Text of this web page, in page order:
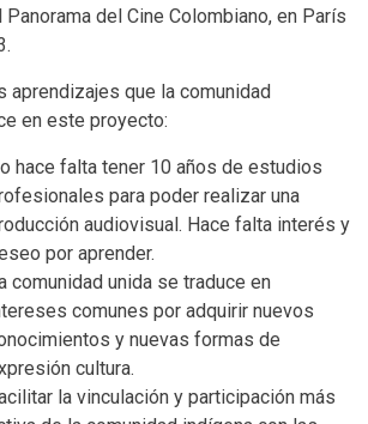
del Cine Colombiano, en París
aprendizajes que la comunidad
en este proyecto:
hace falta tener 10 años de estudios
para poder realizar una
audiovisual. Hace falta interés y
por aprender.
comunidad unida se traduce en
comunes por adquirir nuevos
y nuevas formas de
cultura.
la vinculación y participación más